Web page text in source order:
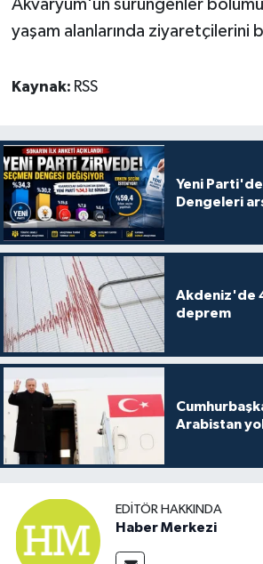
Akvaryum'un sürüngenler
yaşam alanlarında ziyaretçilerini
Kaynak: RSS
Yeni
Dengeleri
Akdeniz'de
deprem
Arabistan
EDITÖR HAKKINDA
Haber Merkezi